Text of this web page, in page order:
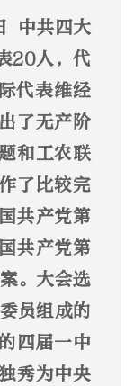
中共四大
20人，代
代表维经
了无产阶
和工农联
了比较完
共产党第
共产党第
。大会选
员组成的
四届一中
秀为中央